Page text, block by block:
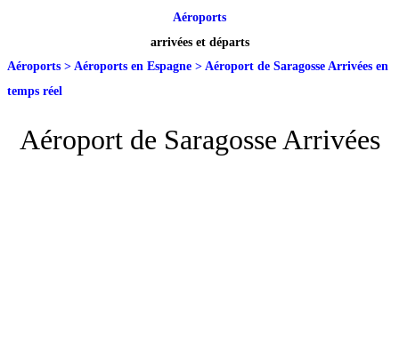
Aéroports
arrivées et départs
Aéroports > Aéroports en Espagne > Aéroport de Saragosse Arrivées en
temps réel
Aéroport de Saragosse Arrivées